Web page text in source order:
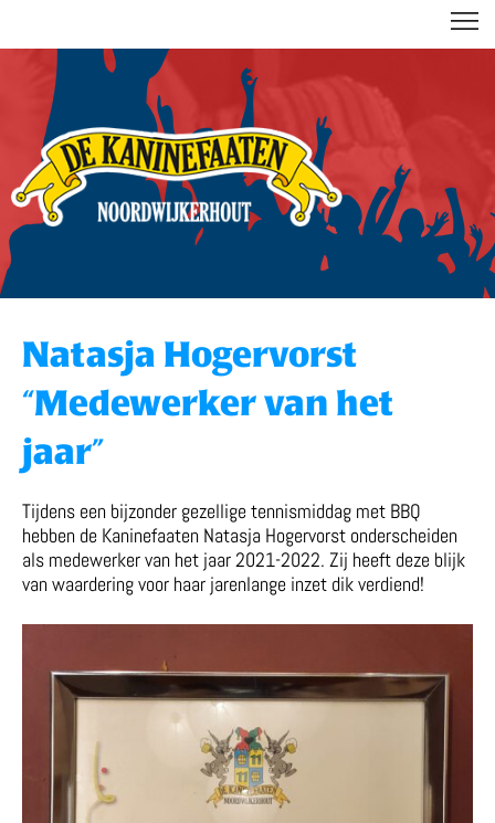
Natasja Hogervorst
“Medewerker van het
jaar”
Tijdens een bijzonder gezellige tennismiddag met BBQ
hebben de Kaninefaaten Natasja Hogervorst onderscheiden
als medewerker van het jaar 2021-2022. Zij heeft deze blijk
van waardering voor haar jarenlange inzet dik verdiend!